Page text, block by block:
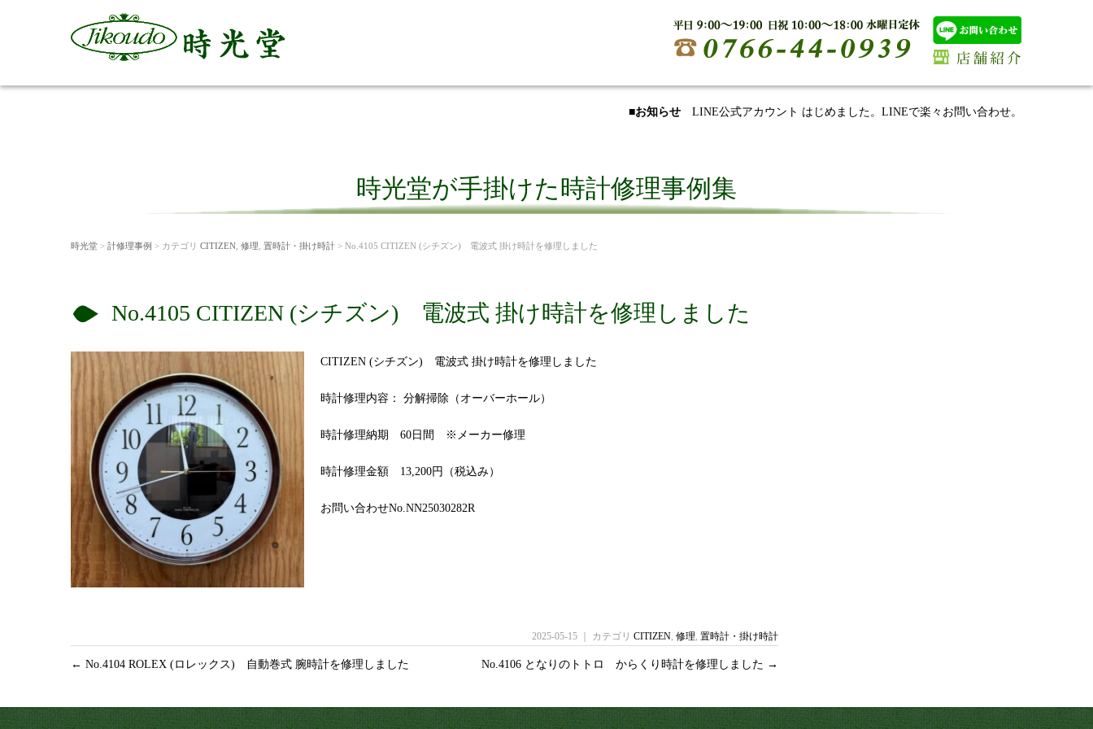
■お知らせ LINE公式アカウント はじめました。LINEで楽々お問い合わせ。
時光堂が手掛けた時計修理事例集
時光堂 > 計修理事例 > カテゴリ CITIZEN 修理 置時計・掛け時計 > No.4105 CITIZEN (シチズン) 電波式 掛け時計を修理しました
No.4105 CITIZEN (シチズン) 電波式 掛け時計を修理しました
CITIZEN (シチズン) 電波式 掛け時計を修理しました
時計修理内容： 分解掃除（オーバーホール）
時計修理納期 60日間 ※メーカー修理
時計修理金額 13,200円（税込み）
お問い合わせNo.NN25030282R
2025-05-15 ｜ カテゴリ CITIZEN, 修理, 置時計・掛け時計
← No.4104 ROLEX (ロレックス) 自動巻式 腕時計を修理しました No.4106 となりのトトロ からくり時計を修理しました →